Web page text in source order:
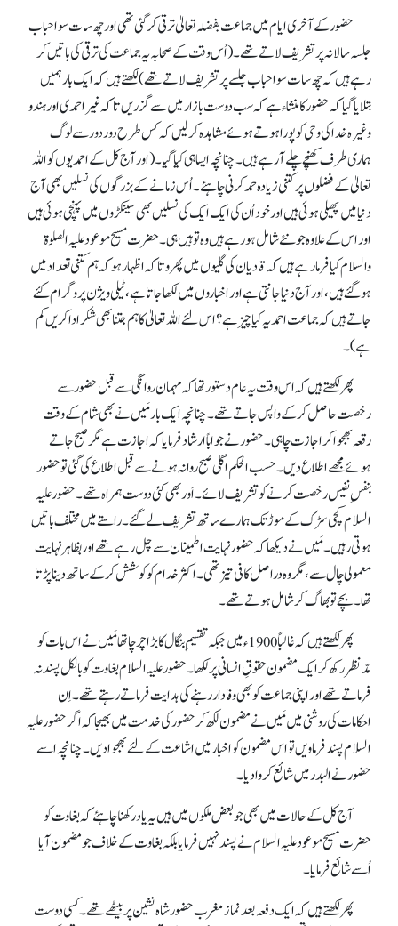
حضور کے آخری ایام میں جماعت بفضلہ تعالیٰ ترقی کر گئی تھی اور چھ سات سو احباب
جلسہ سالانہ پر تشریف لاتے تھے۔ (اُس وقت کے صحابہ یہ جماعت کی ترقی کی باتیں کر
رہے ہیں کہ چھ سات سو احباب جلسے پر تشریف لاتے تھے) لکھتے ہیں کہ ایک بار ہمیں
بتلایا گیا کہ حضور کا منشاء ہے کہ سب دوست بازار میں سے گزریں تا کہ غیر احمدی اور ہندو
وغیرہ خدا کی وحی کو پورا ہوتے ہوئے مشاہدہ کر لیں کہ کس طرح دور دور سے لوگ
ہماری طرف کھنچے چلے آ رہے ہیں۔ چنانچہ ایسا ہی کیا گیا۔ (اور آج کل کے احمدیوں کو اللہ
تعالیٰ کے فضلوں پر کتنی زیادہ حمد کرنی چاہئے۔ اُس زمانے کے بزرگوں کی نسلیں بھی آج
دنیا میں پھیلی ہوئی ہیں اور خود اُن کی ایک ایک کی نسلیں بھی سینکڑوں میں پہنچی ہوئی ہیں
اور اس کے علاوہ جو نئے شامل ہو رہے ہیں وہ تو ہیں ہی۔ حضرت مسیح موعود علیہ الصلوۃ
والسلام کیافرما رہے ہیں کہ قادیان کی گلیوں میں پھرو تا کہ اظہار ہو کہ ہم کتنی تعداد میں
ہو گئے ہیں، اور آج دنیا جانتی ہے اور اخباروں میں لکھا جاتا ہے، ٹیلی ویژن پروگرام کئے
جاتے ہیں کہ جماعت احمدیہ کیا چیز ہے؟ اس لئے اللہ تعالیٰ کا ہم جتنا بھی شکر ادا کریں کم
ہے)۔
پھر لکھتے ہیں کہ اس وقت یہ عام دستور تھا کہ مہمان روانگی سے قبل حضور سے
رخصت حاصل کر کے واپس جاتے تھے۔ چنانچہ ایک بار مَیں نے بھی شام کے وقت
رقعہ بھجوا کر اجازت چاہی۔ حضور نے جواباً ارشاد فرمایا کہ اجازت ہے مگر صبح جاتے
ہوئے مجھے اطلاع دیں۔ حسب الحکم اگلی صبح روانہ ہونے سے قبل اطلاع کی گئی تو حضور
بنفسِ نفیس رخصت کرنے کو تشریف لائے۔ اَور بھی کئی دوست ہمراہ تھے۔ حضور علیہ
السلام کچی سڑک کے موڑ تک ہمارے ساتھ تشریف لے گئے۔ راستے میں مختلف باتیں
ہوتی رہیں۔ مَیں نے دیکھا کہ حضور نہایت اطمینان سے چل رہے تھے اور بظاہر نہایت
معمولی چال سے، مگر وہ دراصل کافی تیز تھی۔ اکثر خدام کو کوشش کر کے ساتھ دینا پڑتا
تھا۔ بچے تو بھاگ کر شامل ہوتے تھے۔
پھر لکھتے ہیں کہ غالباً 1900ء میں جبکہ تقسیمِ بنگال کا بڑا چرچا تھا مَیں نے اس بات کو
مدّنظر رکھ کر ایک مضمون حقوقِ انسانی پر لکھا۔ حضور علیہ السلام بغاوت کو بالکل پسندنہ
فرماتے تھے اور اپنی جماعت کو بھی وفا دار رہنے کی ہدایت فرماتے رہتے تھے۔ اِن
احکامات کی روشنی میں مَیں نے مضمون لکھ کر حضور کی خدمت میں بھیجا کہ اگر حضور علیہ
السلام پسند فرماویں تو اس مضمون کو اخبار میں اشاعت کے لئے بھجوا دیں۔ چنانچہ اسے
حضور نے البدر میں شائع کروا دیا۔
آج کل کے حالات میں بھی جو بعض ملکوں میں ہیں یہ یاد رکھنا چاہئے کہ بغاوت کو
حضرت مسیح موعود علیہ السلام نے پسندنہیں فرمایا بلکہ بغاوت کے خلاف جو مضمون آیا
اُسے شائع فرمایا۔
پھر لکھتے ہیں کہ ایک دفعہ بعدنماز مغرب حضور شاہ نشین پر بیٹھے تھے۔ کسی دوست